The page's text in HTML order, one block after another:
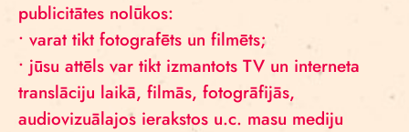
publicitātes nolūkos:
• varat tikt fotografēts un filmēts;
• jūsu attēls var tikt izmantots TV un interneta
translāciju laikā, filmās, fotogrāfijās,
audiovizuālajos ierakstos u.c. masu mediju